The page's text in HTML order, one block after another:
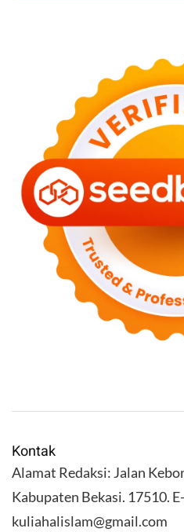
Kontak
Alamat Redaksi: Jalan
Kabupaten Bekasi. 17510.
kuliahalislam@gmail.com